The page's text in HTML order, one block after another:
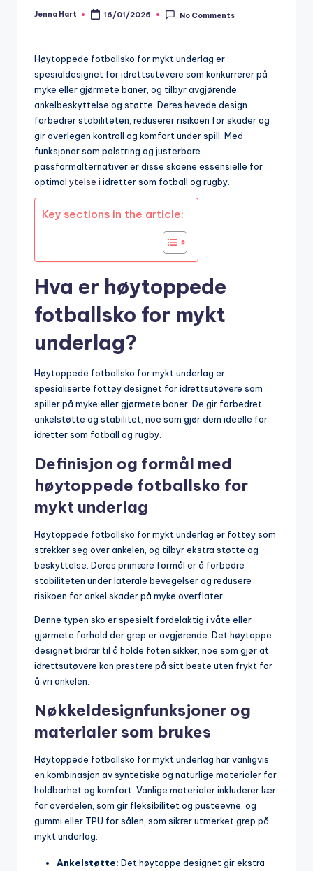
Posted
Jenna Hart 16/01/2026 No Comments
Høytoppede fotballsko for mykt underlag er
spesialdesignet for idrettsutøvere som konkurrerer på
myke eller gjørmete baner, og tilbyr avgjørende
ankelbeskyttelse og støtte. Deres hevede design
forbedrer stabiliteten, reduserer risikoen for skader og
gir overlegen kontroll og komfort under spill. Med
funksjoner som polstring og justerbare
passformalternativer er disse skoene essensielle for
optimal ytelse i idretter som fotball og rugby.
Key sections in the article:
Hva er høytoppede
fotballsko for mykt
underlag?
Høytoppede fotballsko for mykt underlag er
spesialiserte fottøy designet for idrettsutøvere som
spiller på myke eller gjørmete baner. De gir forbedret
ankelstøtte og stabilitet, noe som gjør dem ideelle for
idretter som fotball og rugby.
Definisjon og formål med
høytoppede fotballsko for
mykt underlag
Høytoppede fotballsko for mykt underlag er fottøy som
strekker seg over ankelen, og tilbyr ekstra støtte og
beskyttelse. Deres primære formål er å forbedre
stabiliteten under laterale bevegelser og redusere
risikoen for ankel skader på myke overflater.
Denne typen sko er spesielt fordelaktig i våte eller
gjørmete forhold der grep er avgjørende. Det høytoppe
designet bidrar til å holde foten sikker, noe som gjør at
idrettsutøvere kan prestere på sitt beste uten frykt for
å vri ankelen.
Nøkkeldesignfunksjoner og
materialer som brukes
Høytoppede fotballsko for mykt underlag har vanligvis
en kombinasjon av syntetiske og naturlige materialer for
holdbarhet og komfort. Vanlige materialer inkluderer lær
for overdelen, som gir fleksibilitet og pusteevne, og
gummi eller TPU for sålen, som sikrer utmerket grep på
mykt underlag.
Ankelstøtte: Det høytoppe designet gir ekstra